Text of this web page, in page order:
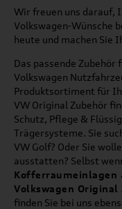
Wir freuen uns darauf,
Volkswagen-Wünsche
heute und machen Sie
Das passende
Volkswagen
Produktsortiment für
VW Original Zubehör
Schutz, Pflege &
Trägersysteme. Sie
VW Golf? Oder Sie
ausstatten? Selbst
Kofferraumeinlagen
Volkswagen Original
finden Sie bei uns